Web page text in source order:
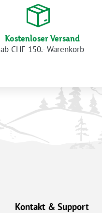
Kostenloser Versand
ab CHF 150.- Warenkorb
Kontakt & Support